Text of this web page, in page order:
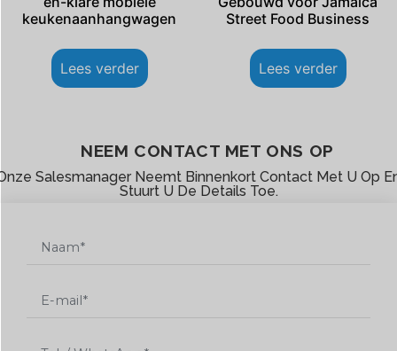
keukenaanhangwagen
Lees verder
Street Food Business
Lees verder
NEEM CONTACT MET ONS OP
Salesmanager Neemt Binnenkort Contact Met U Op
Stuurt U De Details Toe.